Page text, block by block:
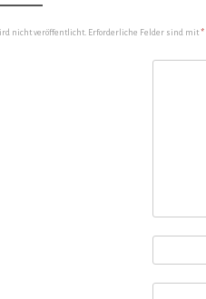
nicht veröffentlicht. Erforderliche Felder sind mit *